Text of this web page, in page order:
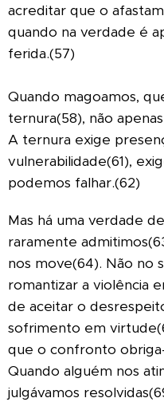
acreditar que o
quando na verdade é
ferida.(57)
Quando magoamos,
ternura(58), não
A ternura exige
vulnerabilidade(61),
podemos falhar.(62)
Mas há uma verdade
raramente
nos move(64). Não no
romantizar a violência
de aceitar o
sofrimento em
que o confronto
Quando alguém nos
julgávamos